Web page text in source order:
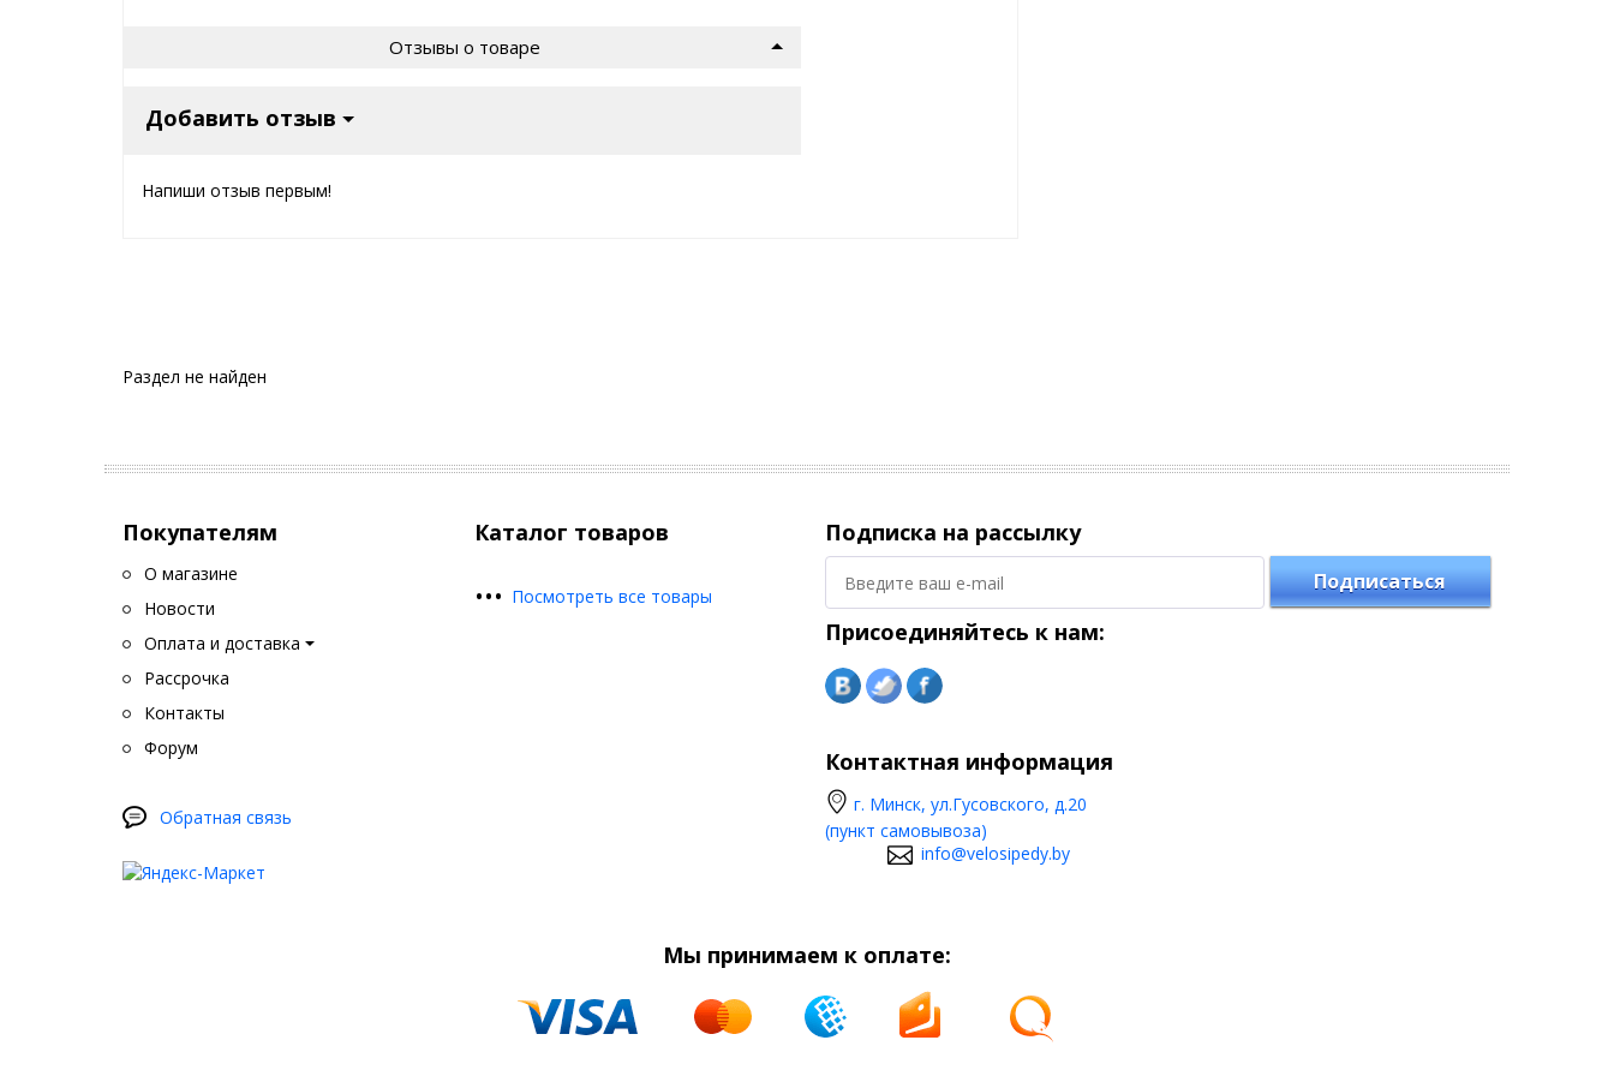
Отзывы о товаре
Добавить отзыв
Напиши отзыв первым!
Раздел не найден
Покупателям
О магазине
Новости
Оплата и доставка
Рассрочка
Контакты
Форум
Обратная связь
Каталог товаров
••• Посмотреть все товары
Подписка на рассылку
Подписаться
Присоединяйтесь к нам:
Контактная информация
г. Минск, ул.Гусовского, д.20
(пункт самовывоза)
info@velosipedy.by
Мы принимаем к оплате: